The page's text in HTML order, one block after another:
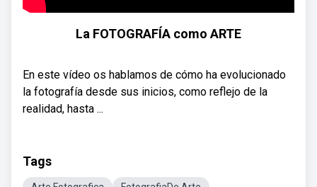
La FOTOGRAFÍA como ARTE
En este vídeo os hablamos de cómo ha evolucionado
la fotografía desde sus inicios, como reflejo de la
realidad, hasta ...
Tags